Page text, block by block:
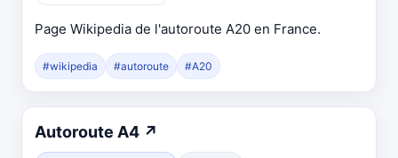
Page Wikipedia de l'autoroute A20 en France.
#wikipedia #autoroute #A20
Autoroute A4 ↗